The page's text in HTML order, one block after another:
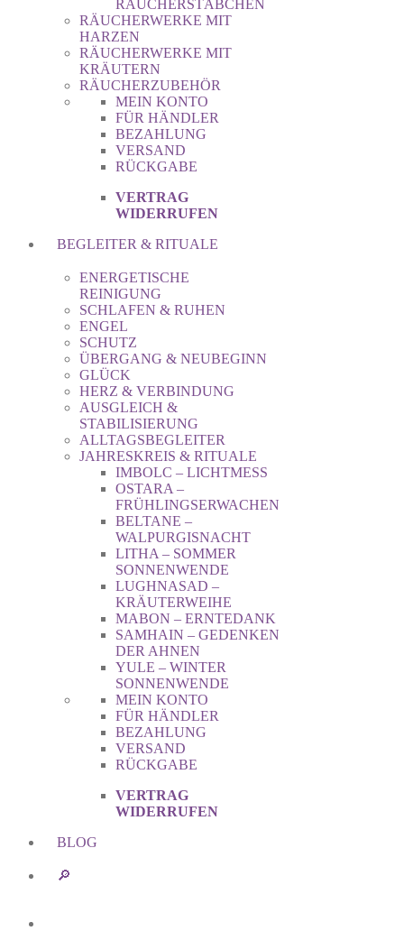
RÄUCHERSTÄBCHEN
RÄUCHERWERKE MIT
HARZEN
RÄUCHERWERKE MIT
KRÄUTERN
RÄUCHERZUBEHÖR
MEIN KONTO
FÜR HÄNDLER
BEZAHLUNG
VERSAND
RÜCKGABE
VERTRAG
WIDERRUFEN
BEGLEITER & RITUALE
ENERGETISCHE
REINIGUNG
SCHLAFEN & RUHEN
ENGEL
SCHUTZ
ÜBERGANG & NEUBEGINN
GLÜCK
HERZ & VERBINDUNG
AUSGLEICH &
STABILISIERUNG
ALLTAGSBEGLEITER
JAHRESKREIS & RITUALE
IMBOLC – LICHTMESS
OSTARA –
FRÜHLINGSERWACHEN
BELTANE –
WALPURGISNACHT
LITHA – SOMMER
SONNENWENDE
LUGHNASAD –
KRÄUTERWEIHE
MABON – ERNTEDANK
SAMHAIN – GEDENKEN
DER AHNEN
YULE – WINTER
SONNENWENDE
MEIN KONTO
FÜR HÄNDLER
BEZAHLUNG
VERSAND
RÜCKGABE
VERTRAG
WIDERRUFEN
BLOG
🔎︎